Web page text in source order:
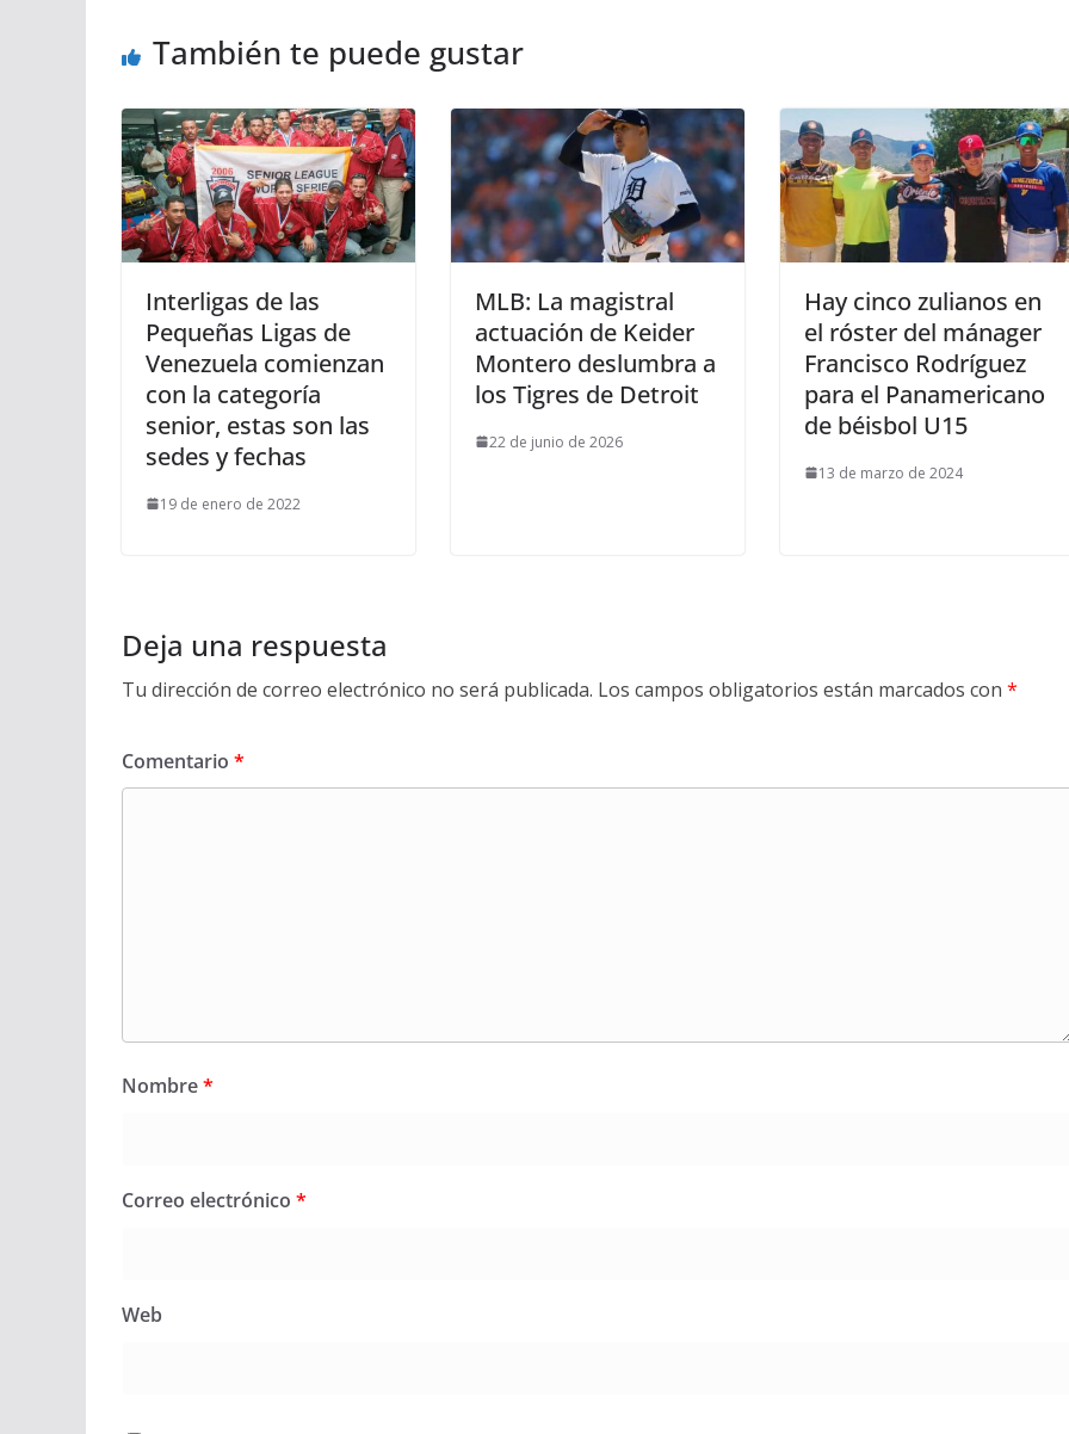
También te puede gustar
Interligas de las
Pequeñas Ligas de
Venezuela comienzan
con la categoría
senior, estas son las
sedes y fechas
19 de enero de 2022
MLB: La magistral
actuación de Keider
Montero deslumbra a
los Tigres de Detroit
22 de junio de 2026
Hay cinco zulianos en
el róster del mánager
Francisco Rodríguez
para el Panamericano
de béisbol U15
13 de marzo de 2024
Deja una respuesta
Tu dirección de correo electrónico no será publicada. Los campos obligatorios están marcados con *
Comentario *
Nombre*
Correo electrónico *
Web